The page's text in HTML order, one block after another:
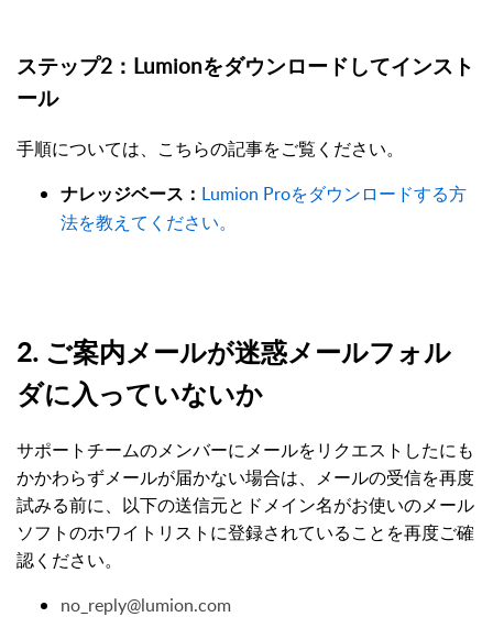
ステップ2：Lumionをダウンロードしてインスト
ール
手順については、こちらの記事をご覧ください。
ナレッジベース： Lumion Proをダウンロードする方
法を教えてください。
2. ご案内メールが迷惑メールフォル
ダに入っていないか
サポートチームのメンバーにメールをリクエストしたにも
かかわらずメールが届かない場合は、メールの受信を再度
試みる前に、以下の送信元とドメイン名がお使いのメール
ソフトのホワイトリストに登録されていることを再度ご確
認ください。
no_reply@lumion.com